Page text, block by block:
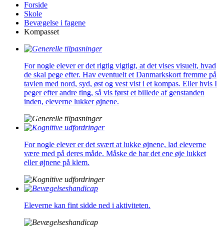
Forside
Skole
Bevægelse i fagene
Kompasset
For nogle elever er det rigtig vigtigt, at det vises visuelt, hvad
de skal pege efter. Hav eventuelt et Danmarkskort fremme på
tavlen med nord, syd, øst og vest vist i et kompas. Eller hvis I
peger efter andre ting, så vis først et billede af genstanden
inden, eleverne lukker øjnene.
For nogle elever er det svært at lukke øjnene, lad eleverne
være med på deres måde. Måske de har det ene øje lukket
eller øjnene på klem.
Eleverne kan fint sidde ned i aktiviteten.